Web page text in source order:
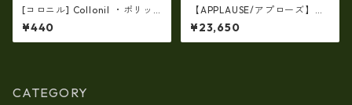
[コロニル] Collonil ・ポリッ
シングクロス【1枚】（ふき取
り布）-14 バッグ・財布用レ
ザーケア
¥440
【APPLAUSE/アプローズ】レ
ザー コンビフラップ リュック
（日本製）ap-5012
¥23,650
CATEGORY